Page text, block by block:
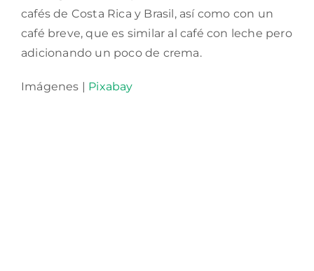
cafés de Costa Rica y Brasil, así como con un
café breve, que es similar al café con leche pero
adicionando un poco de crema.
Imágenes | Pixabay